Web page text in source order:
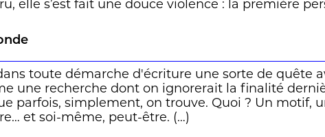
elle s’est fait une douce violence : la première
grand-oncle, c’est Boris. Boris Weisfeiler, porté
janvier 1985 lors d’une grande randonnée
sinistre Augusto Pinochet.
cinq ans plus tard, voilà donc sa petite-nièce,
traces, de Chicago (où dès les premiers jours de
brise la jambe, comme un sombre avertissement…)
toute démarche d'écriture une sorte de quête
une recherche dont on ignorerait la finalité
parfois, simplement, on trouve. Quoi ? Un motif,
et soi-même, peut-être. (…)